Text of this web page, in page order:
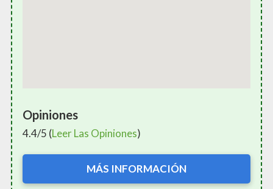
Opiniones
4.4/5 (Leer Las Opiniones)
MÁS INFORMACIÓN